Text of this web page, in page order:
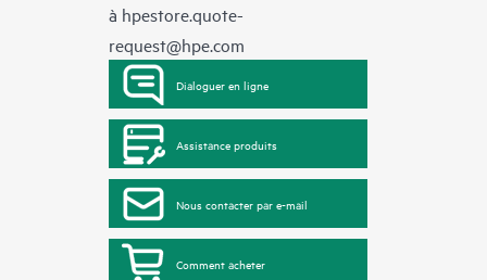
à hpestore.quote-
request@hpe.com
Dialoguer en ligne
Assistance produits
Nous contacter par e-mail
Comment acheter